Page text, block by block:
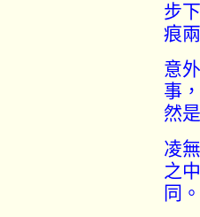
步
痕
意
事
然
凌
之
同。